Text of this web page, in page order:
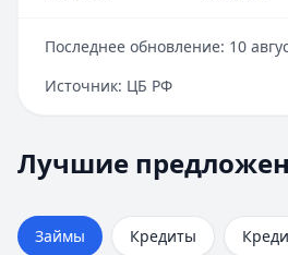
Последнее обновление: 10
Источник: ЦБ РФ
Кредиты — лучшие предложения
Сумма:30 000–30 000 000
₽
Срок: до180 мес.
Сумма:до 30 000 ₽
Рейтинг:4.6 (17 отзывов)
Cashiro— Займ
Лучшие
Займы Кредиты